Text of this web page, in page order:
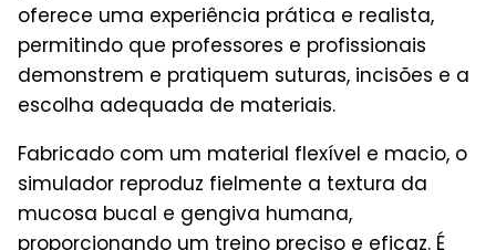
oferece uma experiência prática e realista,
permitindo que professores e profissionais
demonstrem e pratiquem suturas, incisões e a
escolha adequada de materiais.
Fabricado com um material flexível e macio, o
simulador reproduz fielmente a textura da
mucosa bucal e gengiva humana,
proporcionando um treino preciso e eficaz. É